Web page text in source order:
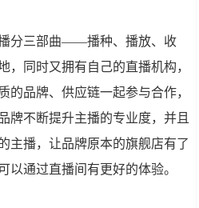
分三部曲——播种、播放、收
，同时又拥有自己的直播机构，
的品牌、供应链一起参与合作，
牌不断提升主播的专业度，并且
主播，让品牌原本的旗舰店有了
以通过直播间有更好的体验。